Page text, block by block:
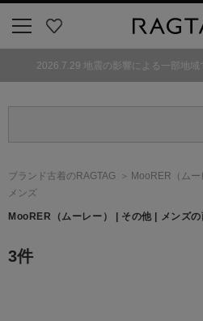
気
2026.7.29 地震の影響による一部地
ブランド古着のRAGTAG MooRER （ムー
メンズ
MooRER （ムーレー） | その他 | メンズ
3件